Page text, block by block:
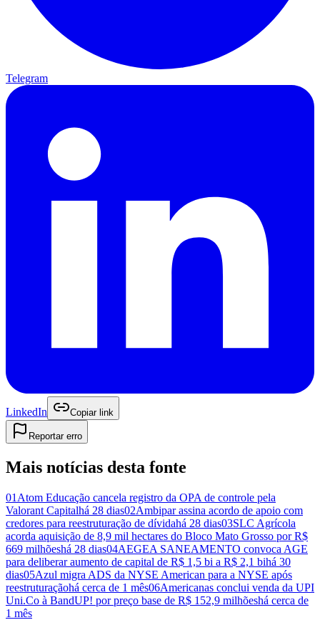
Telegram
LinkedIn Copiar link
Reportar erro
Mais notícias desta fonte
01 Atom Educação cancela registro da OPA de controle pela
Valorant Capitalhá 28 dias02Ambipar assina acordo de apoio com
credores para reestruturação de dívidahá 28 dias03SLC Agrícola
acorda aquisição de 8,9 mil hectares do Bloco Mato Grosso por R$
669 milhõeshá 28 dias04AEGEA SANEAMENTO convoca AGE
para deliberar aumento de capital de R$ 1,5 bi a R$ 2,1 bihá 30
dias05Azul migra ADS da NYSE American para a NYSE após
reestruturaçãohá cerca de 1 mês06Americanas conclui venda da UPI
Uni.Co à BandUP! por preço base de R$ 152,9 milhõeshá cerca de
1 mês